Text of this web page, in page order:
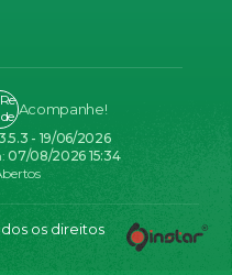
- 19/06/2026
07/08/2026 15:34
Acompanhe!
os direitos